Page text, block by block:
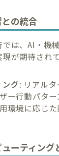
の統合
は、AI・機
が期待され
ング: リアル
ー行動パタ
環境に応じ
ーティング